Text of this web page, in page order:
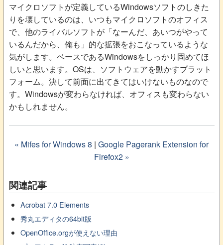
マイクロソフトが定義しているWindowsソフトのしきた
りを壊しているのは、いつもマイクロソフトのオフィス
で、他のライバルソフトが「なーんだ、あいつがやって
いるんだから、俺も」的な拡張をおこなっているような
気がします。ベースであるWindowsをしっかり固めてほ
しいと思います。OSは、ソフトウェアを動かすプラット
フォーム。決して前面に出てきてはいけないものなので
す。Windowsが変わらなければ、オフィスも変わらない
かもしれません。
« Mifes for Windows 8 | Google Pagerank Extension for
Firefox2 »
関連記事
Acrobat 7.0 Elements
秀丸エディタの64bit版
OpenOffice.orgが使えない理由